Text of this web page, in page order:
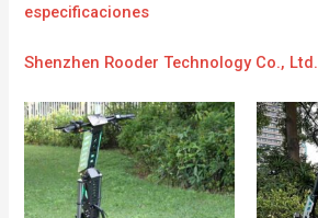
especificaciones
Shenzhen Rooder Technology Co., Ltd.